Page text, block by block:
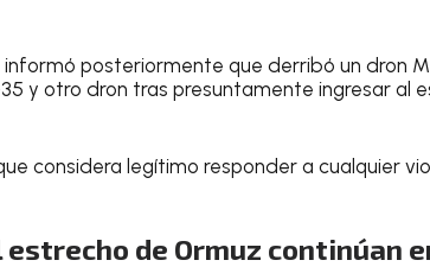
informó posteriormente que derribó un dron
y otro dron tras presuntamente ingresar al
considera legítimo responder a cualquier
de Ormuz continúan